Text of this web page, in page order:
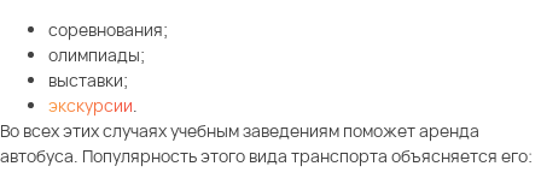
соревнования;
олимпиады;
выставки;
экскурсии
Во всех этих случаях учебным заведениям поможет аренда
автобуса. Популярность этого вида транспорта объясняется его: